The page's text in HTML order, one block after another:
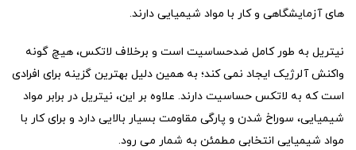
های آزمایشگاهی و کار با مواد شیمیایی دارند.
نیتریل به طور کامل ضدحساسیت است و برخلاف لاتکس، هیچ گونه
واکنش آلرژیک ایجاد نمی کند؛ به همین دلیل بهترین گزینه برای افرادی
است که به لاتکس حساسیت دارند. علاوه بر این، نیتریل در برابر مواد
شیمیایی، سوراخ شدن و پارگی مقاومت بسیار بالایی دارد و برای کار با
مواد شیمیایی انتخابی مطمئن به شمار می رود.